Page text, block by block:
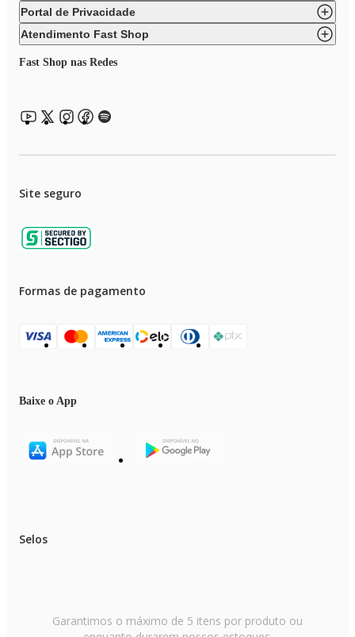
Portal de Privacidade
Atendimento Fast Shop
Fast Shop nas Redes
Site seguro
Formas de pagamento
Baixe o App
Selos
Garantimos o máximo de 5 itens por produto ou